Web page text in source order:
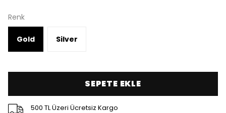
Renk
Gold Silver
SEPETE EKLE
500 TL Üzeri Ücretsiz Kargo